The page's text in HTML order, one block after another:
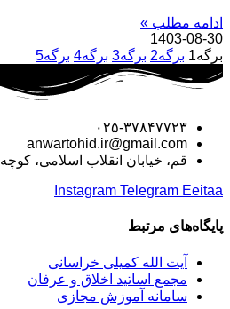
ادامه مطلب »
1403-08-30
برگه1 برگه2 برگه3 برگه4 برگه5
۰۲۵-۳۷۸۴۷۷۲۳
anwartohid.ir@gmail.com
قم، خیابان انقلاب اسلامی، کوچه ۴۱، فرعی ۸، پلاک ۸
Instagram Telegram Eeitaa
پایگاه‌های مرتبط
آیت الله کمیلی خراسانی
مجمع اساتید اخلاق و عرفان
سامانه آموزش مجازی